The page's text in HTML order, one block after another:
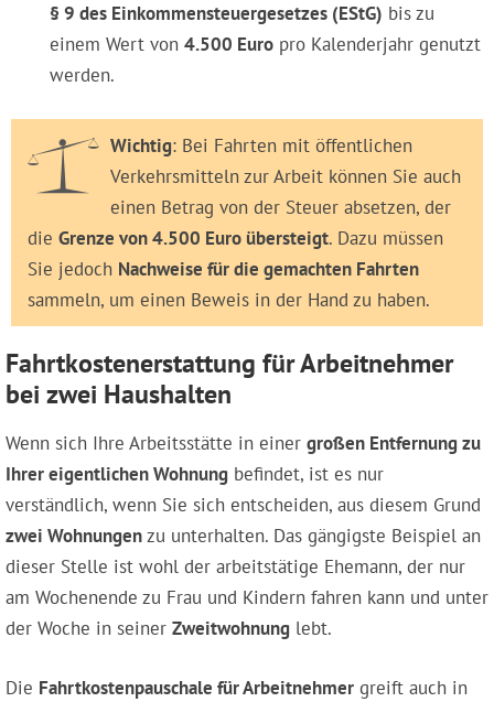
§ 9 des Einkommensteuergesetzes (EStG) bis zu
einem Wert von 4.500 Euro pro Kalenderjahr genutzt
werden.
Wichtig: Bei Fahrten mit öffentlichen
Verkehrsmitteln zur Arbeit können Sie auch
einen Betrag von der Steuer absetzen, der
die Grenze von 4.500 Euro übersteigt. Dazu müssen
Sie jedoch Nachweise für die gemachten Fahrten
sammeln, um einen Beweis in der Hand zu haben.
Fahrtkostenerstattung für Arbeitnehmer
bei zwei Haushalten
Wenn sich Ihre Arbeitsstätte in einer großen Entfernung zu
Ihrer eigentlichen Wohnung befindet, ist es nur
verständlich, wenn Sie sich entscheiden, aus diesem Grund
zwei Wohnungenzu unterhalten. Das gängigste Beispiel an
dieser Stelle ist wohl der arbeitstätige Ehemann, der nur
am Wochenende zu Frau und Kindern fahren kann und unter
der Woche in seiner Zweitwohnung lebt.
Die Fahrtkostenpauschale für Arbeitnehmer greift auch in